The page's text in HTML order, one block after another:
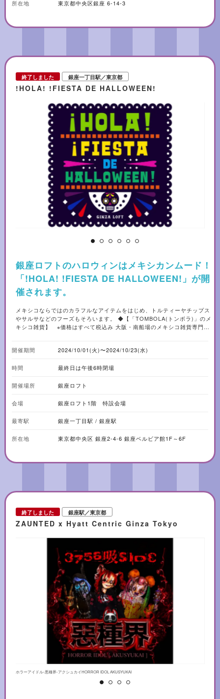
所在地 東京都中央区銀座 6-14-3
終了しました 銀座一丁目駅／東京都
!HOLA! !FIESTA DE HALLOWEEN!
銀座ロフトのハロウィンはメキシカンムード！
「!HOLA! !FIESTA DE HALLOWEEN!」が開
催されます。
メキシコならではのカラフルなアイテムをはじめ、トルティーヤチップス
やサルサなどのフーズもそろいます。 ◆【「TOMBOLA(トンボラ)」のメ
キシコ雑貨】 ※価格はすべて税込み 大阪・南船場のメキシコ雑貨専門店
13,200円 ミラグロは「奇跡」という意味を持つ小さなチャームを、祈り
品。インテリア装飾としても人気。 ・サンヘルマン 花器 5,500～9,900
の花器。 ・フリーダワッペン 各990円 メキシコを代表する女性画家「フ
各1,320円 ガイコツやルチャリブレ(プロレス)マスクなどをモチーフにし
なメッシュのトートバッグ。 ◆【卓上が華やかに！カラフルなメキシコ雑
み上げたボトルカバー。上部に帽子の飾りが付いています。 ・CANASTA
CHICKEN BASKET 9,240円～13,860円 カラフルな色で編み上げられた
コ」のトルティーヤチップスとサルサ】 メキシカンブランドの「ドンエン
ップ 各886～951円 トルティーヤチップにおすすめのディップ。グァカ
開催期間 2024/10/01(火)〜2024/10/23(水)
時間 最終日は午後6時閉場
開催場所 銀座ロフト
会場 銀座ロフト1階 特設会場
最寄駅 銀座一丁目駅 / 銀座駅
所在地 東京都中央区 銀座2-4-6 銀座ベルビア館1F～6F
終了しました 銀座駅／東京都
ZAUNTED x Hyatt Centric Ginza Tokyo
ホラーアイドル-悪種界-アクシュカイHORROR IDOL AKUSYUKAI